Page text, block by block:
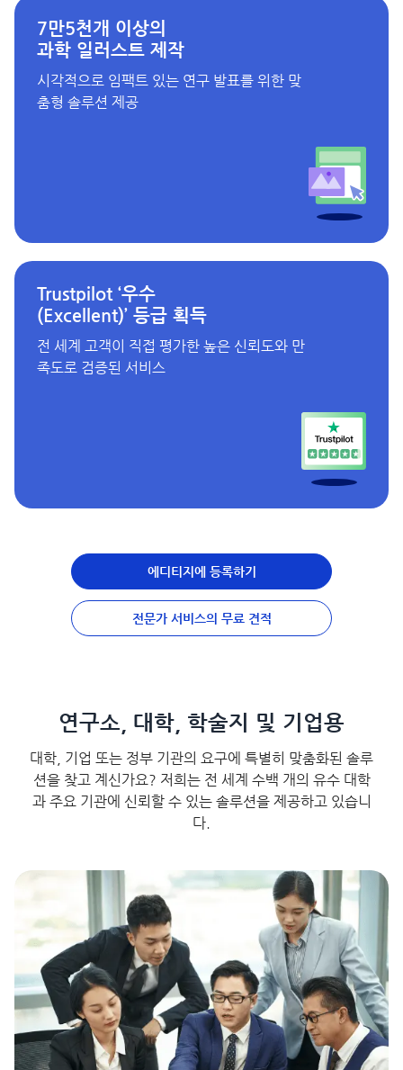
7만5천개 이상의
과학 일러스트 제작
시각적으로 임팩트 있는 연구 발표를 위한 맞
춤형 솔루션 제공
Trustpilot ‘우수
(Excellent)’ 등급 획득
전 세계 고객이 직접 평가한 높은 신뢰도와 만
족도로 검증된 서비스
에디티지에 등록하기
전문가 서비스의 무료 견적
연구소, 대학, 학술지 및 기업용
대학, 기업 또는 정부 기관의 요구에 특별히 맞춤화된 솔루
션을 찾고 계신가요? 저희는 전 세계 수백 개의 유수 대학
과 주요 기관에 신뢰할 수 있는 솔루션을 제공하고 있습니
다.